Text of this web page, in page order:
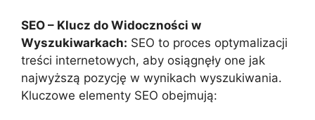
SEO – Klucz do Widoczności w
Wyszukiwarkach: SEO to proces optymalizacji
treści internetowych, aby osiągnęły one jak
najwyższą pozycję w wynikach wyszukiwania.
Kluczowe elementy SEO obejmują: